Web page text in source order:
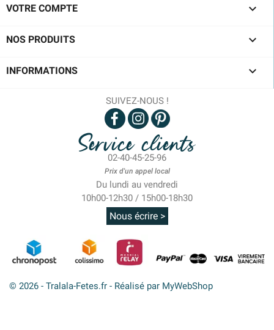
VOTRE COMPTE 
NOS PRODUITS 
INFORMATIONS 
SUIVEZ-NOUS !
Service clients
02-40-45-25-96
Prix d'un appel local
Du lundi au vendredi
10h00-12h30 / 15h00-18h30
Nous écrire >
© 2026 - Tralala-Fetes.fr - Réalisé par MyWebShop